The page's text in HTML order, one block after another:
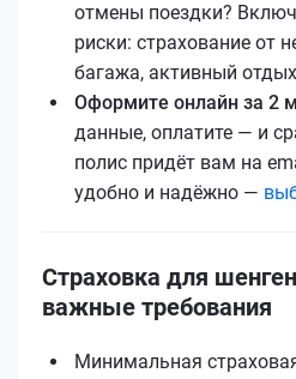
отмены поездки?
риски: страхование от
багажа, активный
Оформите онлайн за 2
данные, оплатите — и
полис придёт вам на
удобно и надёжно —
Страховка для
важные требования
Минимальная